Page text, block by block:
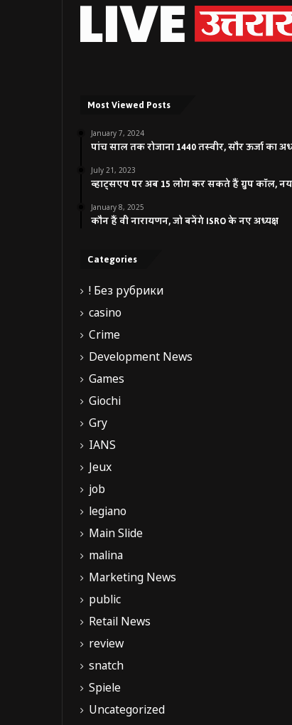
Most Viewed Posts
January 7, 2024
पांच साल तक रोजाना 1440 तस्वीर, सौर ऊर्जा का
July 21, 2023
व्हाट्सएप पर अब 15 लोग कर सकते हैं ग्रुप कॉल,
January 8, 2025
कौन हैं वी नारायणन, जो बनेंगे ISRO के नए अध्यक्ष
Categories
! Без рубрики
casino
Crime
Development News
Games
Giochi
Gry
IANS
Jeux
job
legiano
Main Slide
malina
Marketing News
public
Retail News
review
snatch
Spiele
Uncategorized